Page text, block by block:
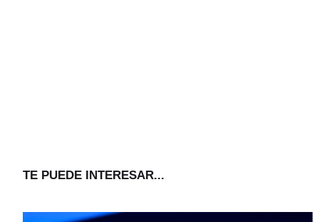
TE PUEDE INTERESAR...